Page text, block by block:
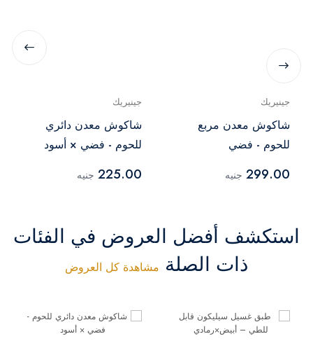
جينيريك
شاكوش معدن مربع
للحوم - فضي
299.00 جنيه
جينيريك
شاكوش معدن دائري
للحوم - فضي × أسود
225.00 جنيه
استكشف أفضل العروض في الفئات
ذات الصلة مشاهدة كل العروض